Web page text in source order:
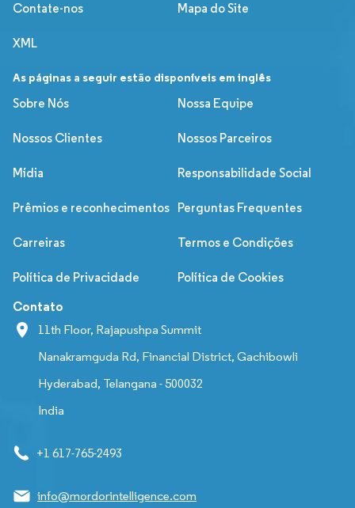
Contate-nos Mapa do Site
XML
As páginas a seguir estão disponíveis em inglês
Sobre Nós
Nossa Equipe
Nossos Clientes Nossos Parceiros
Mídia Responsabilidade Social
Prêmios e reconhecimentos Perguntas Frequentes
Carreiras Termos e Condições
Política de Privacidade Política de Cookies
Contato
11th Floor, Rajapushpa Summit
Nanakramguda Rd, Financial District, Gachibowli
Hyderabad, Telangana - 500032
India
+1 617-765-2493
info@mordorintelligence.com